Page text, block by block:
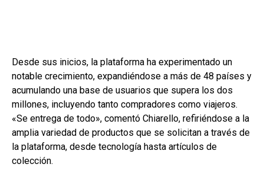
Desde sus inicios, la plataforma ha experimentado un
notable crecimiento, expandiéndose a más de 48 países y
acumulando una base de usuarios que supera los dos
millones, incluyendo tanto compradores como viajeros.
«Se entrega de todo», comentó Chiarello, refiriéndose a la
amplia variedad de productos que se solicitan a través de
la plataforma, desde tecnología hasta artículos de
colección.